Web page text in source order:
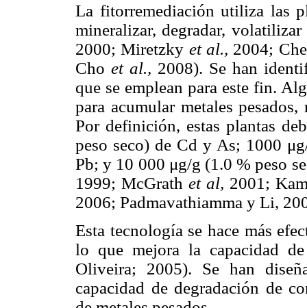
La fitorremediación utiliza las
mineralizar, degradar,
2000; Miretzky et al., 2004;
Cho et al., 2008). Se han
que se emplean para este fin.
para acumular metales
Por definición, estas plantas
peso seco) de Cd y As; 1000
Pb; y 10 000 μg/g (1.0 % peso
1999; McGrathet al, 2001;
2006; Padmavathiamma y Li,
Esta tecnología se hace más
lo que mejora la capacidad
Oliveira; 2005). Se han
capacidad de degradación de